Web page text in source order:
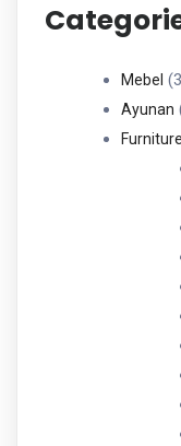
Mebel 3
Ayunan